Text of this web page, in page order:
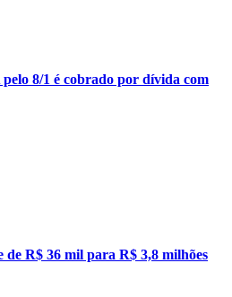
8/1 é cobrado por dívida com
de R$ 36 mil para R$ 3,8 milhões